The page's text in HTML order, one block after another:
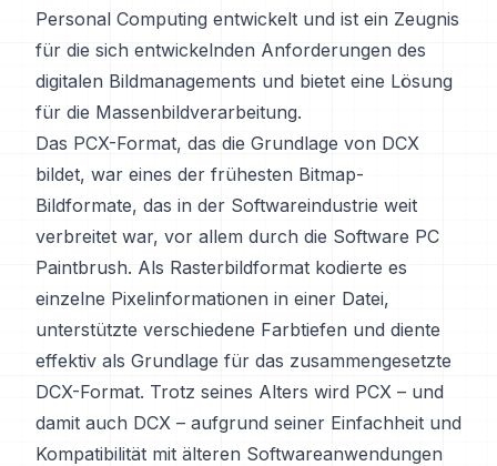
Personal Computing entwickelt und ist ein Zeugnis
für die sich entwickelnden Anforderungen des
digitalen Bildmanagements und bietet eine Lösung
für die Massenbildverarbeitung.
Das PCX-Format, das die Grundlage von DCX
bildet, war eines der frühesten Bitmap-
Bildformate, das in der Softwareindustrie weit
verbreitet war, vor allem durch die Software PC
Paintbrush. Als Rasterbildformat kodierte es
einzelne Pixelinformationen in einer Datei,
unterstützte verschiedene Farbtiefen und diente
effektiv als Grundlage für das zusammengesetzte
DCX-Format. Trotz seines Alters wird PCX – und
damit auch DCX – aufgrund seiner Einfachheit und
Kompatibilität mit älteren Softwareanwendungen